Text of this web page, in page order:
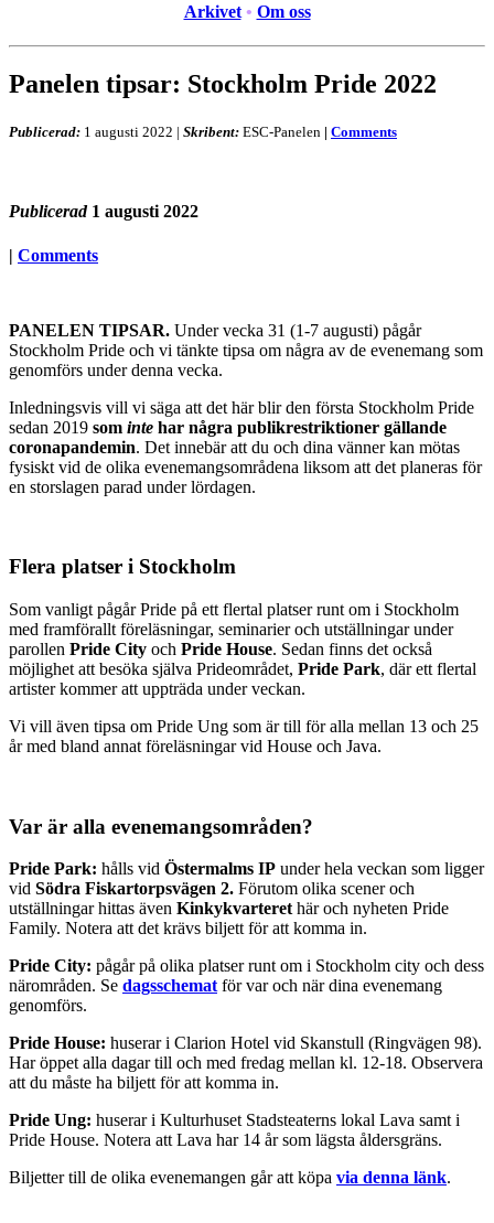
Arkivet • Om oss
Panelen tipsar: Stockholm Pride 2022
Publicerad: 1 augusti 2022 | Skribent: ESC-Panelen | Comments
Publicerad 1 augusti 2022
| Comments
PANELEN TIPSAR. Under vecka 31 (1-7 augusti) pågår
Stockholm Pride och vi tänkte tipsa om några av de evenemang som
genomförs under denna vecka.
Inledningsvis vill vi säga att det här blir den första Stockholm Pride
sedan 2019 som inte har några publikrestriktioner gällande
coronapandemin. Det innebär att du och dina vänner kan mötas
fysiskt vid de olika evenemangsområdena liksom att det planeras för
en storslagen parad under lördagen.
Flera platser i Stockholm
Som vanligt pågår Pride på ett flertal platser runt om i Stockholm
med framförallt föreläsningar, seminarier och utställningar under
parollen Pride City och Pride House. Sedan finns det också
möjlighet att besöka själva Prideområdet, Pride Park, där ett flertal
artister kommer att uppträda under veckan.
Vi vill även tipsa om Pride Ung som är till för alla mellan 13 och 25
år med bland annat föreläsningar vid House och Java.
Var är alla evenemangsområden?
Pride Park: hålls vid Östermalms IP under hela veckan som ligger
vid Södra Fiskartorpsvägen 2. Förutom olika scener och
utställningar hittas även Kinkykvarterethär och nyheten Pride
Family. Notera att det krävs biljett för att komma in.
Pride City: pågår på olika platser runt om i Stockholm city och dess
närområden. Se dagsschematför var och när dina evenemang
genomförs.
Pride House: huserar i Clarion Hotel vid Skanstull (Ringvägen 98).
Har öppet alla dagar till och med fredag mellan kl. 12-18. Observera
att du måste ha biljett för att komma in.
Pride Ung: huserar i Kulturhuset Stadsteaterns lokal Lava samt i
Pride House. Notera att Lava har 14 år som lägsta åldersgräns.
Biljetter till de olika evenemangen går att köpa via denna länk.